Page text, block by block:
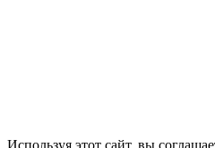
Используя этот сайт, вы